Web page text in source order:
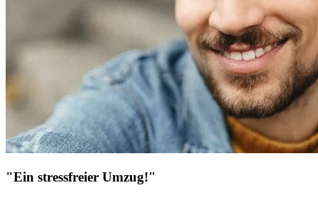
"Ein stressfreier Umzug!"